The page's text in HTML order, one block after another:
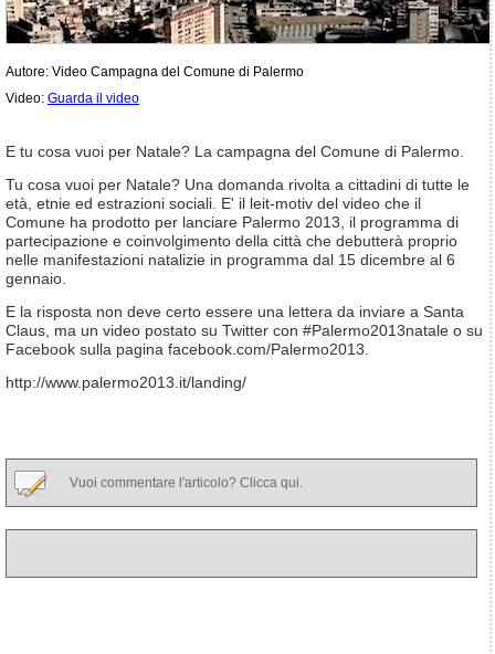
Autore: Video Campagna del Comune di Palermo
Video: Guarda il video
E tu cosa vuoi per Natale? La campagna del Comune di Palermo.
Tu cosa vuoi per Natale? Una domanda rivolta a cittadini di tutte le
età, etnie ed estrazioni sociali. E' il leit-motiv del video che il
Comune ha prodotto per lanciare Palermo 2013, il programma di
partecipazione e coinvolgimento della città che debutterà proprio
nelle manifestazioni natalizie in programma dal 15 dicembre al 6
gennaio.
E la risposta non deve certo essere una lettera da inviare a Santa
Claus, ma un video postato su Twitter con #Palermo2013natale o su
Facebook sulla pagina facebook.com/Palermo2013.
http://www.palermo2013.it/landing/
Vuoi commentare l'articolo? Clicca qui.